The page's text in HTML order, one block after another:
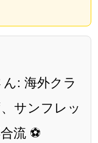
ん: 海外クラ
サンフレッ
流 ⚽️